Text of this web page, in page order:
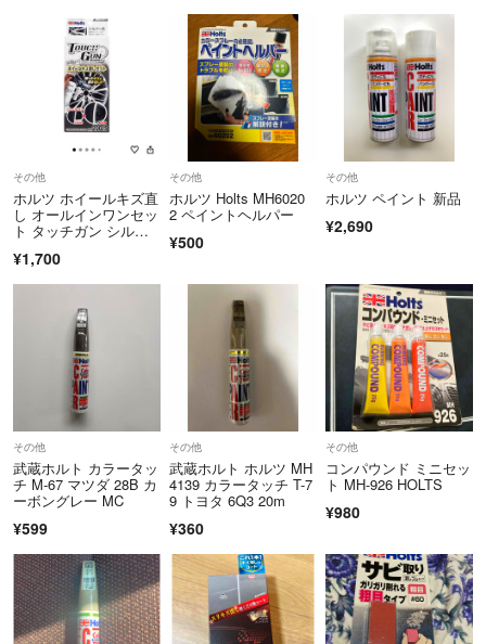
どうぞよろしくお願いいたします。
その他
ホルツ ホイールキズ直
し オールインワンセッ
ト タッチガン シルバ
¥1,700
その他
ホルツ Holts MH6020
2 ペイントヘルパー
¥500
その他
ホルツ ペイント 新品
¥2,690
その他
武蔵ホルト カラータッ
チ M-67 マツダ 28B カ
ーボングレー MC
¥599
その他
武蔵ホルト ホルツ MH
4139 カラータッチ T-7
9 トヨタ 6Q3 20m
¥360
その他
コンパウンド ミニセッ
ト MH-926 HOLTS
¥980